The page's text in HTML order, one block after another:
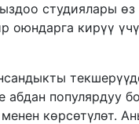
студиялары өз
оюндарга кирүү
абдан популярдуу
көрсөтүлөт.